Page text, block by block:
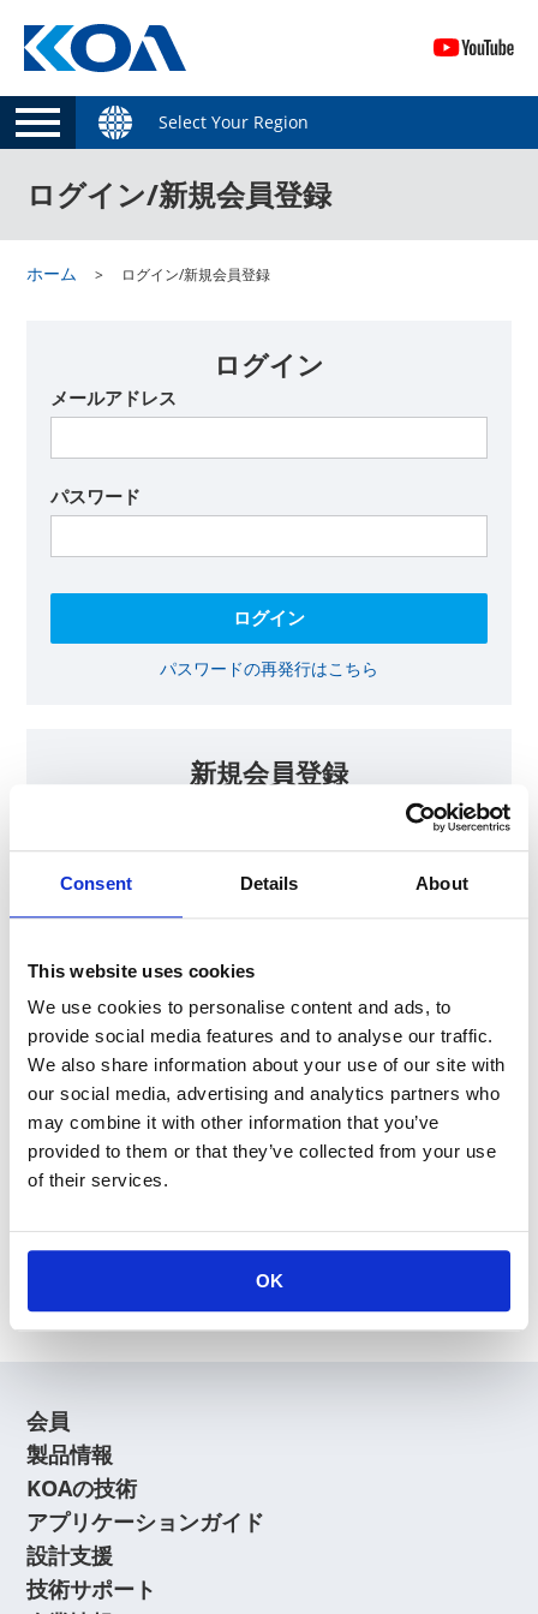
Consent Details About
This website uses cookies
We use cookies to personalise content and ads, to
provide social media features and to analyse our traffic.
We also share information about your use of our site with
our social media, advertising and analytics partners who
may combine it with other information that you’ve
provided to them or that they’ve collected from your use
of their services.
OK
Select Your Region
ログイン/新規会員登録
ホーム ログイン/新規会員登録
ログイン
メールアドレス
パスワード
パスワードの再発行はこちら
新規会員登録
KOAの会員ページでは、回路設計等に​お役立ていただける最新情報
をご提供しております。​会員登録いただいた方には、各種ご案内を
メールにてお届けいたします。
【会員限定コンテンツ】
抵抗器 温度分布シミュレータ
最新技術セミナー動画・資料
KOA Thermal Design Technology
会員登録に関するよくあるご質問はこちら
会員
製品情報
KOAの技術
アプリケーションガイド
設計支援
技術サポート